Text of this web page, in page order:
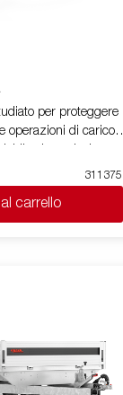
per proteggere
operazioni di carico e
in questa versione è
immagini sono solo a
mostrare
311375
carrello